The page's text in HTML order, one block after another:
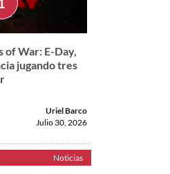
of War: E-Day,
jugando tres
Uriel Barco
Julio 30, 2026
Noticias